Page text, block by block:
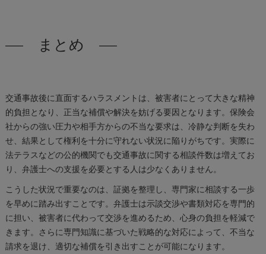
まとめ
交通事故後に直面するハラスメントは、被害者にとって大きな精神
的負担となり、正当な補償や解決を妨げる要因となります。保険会
社からの強い圧力や相手方からの不当な要求は、冷静な判断を失わ
せ、結果として権利を十分に守れない状況に陥りがちです。実際に
法テラスなどの公的機関でも交通事故に関する相談件数は増えてお
り、弁護士への支援を必要とする人は少なくありません。
こうした状況で重要なのは、証拠を整理し、専門家に相談する一歩
を早めに踏み出すことです。弁護士は示談交渉や書類対応を専門的
に担い、被害者に代わって交渉を進めるため、心身の負担を軽減で
きます。さらに専門知識に基づいた戦略的な対応によって、不当な
請求を退け、適切な補償を引き出すことが可能になります。